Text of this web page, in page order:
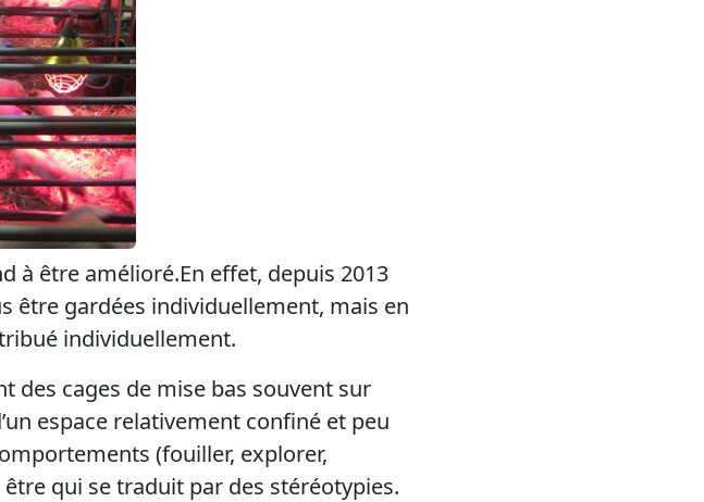
à être amélioré.En effet, depuis 2013
être gardées individuellement, mais en
individuellement.
des cages de mise bas souvent sur
espace relativement confiné et peu
(fouiller, explorer,
qui se traduit par des stéréotypies.